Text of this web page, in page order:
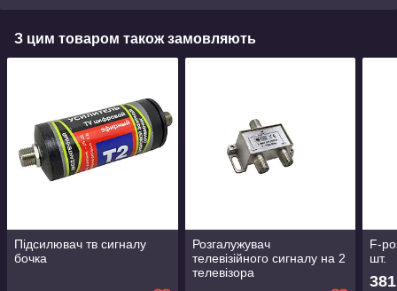
З цим товаром також замовляють
Підсилювач тв сигналу
бочка
Розгалужувач
телевізійного сигналу на 2
телевізора
F-
шт.